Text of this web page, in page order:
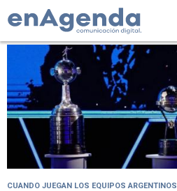
Tag: DyJ
CUANDO JUEGAN LOS EQUIPOS ARGENTINOS